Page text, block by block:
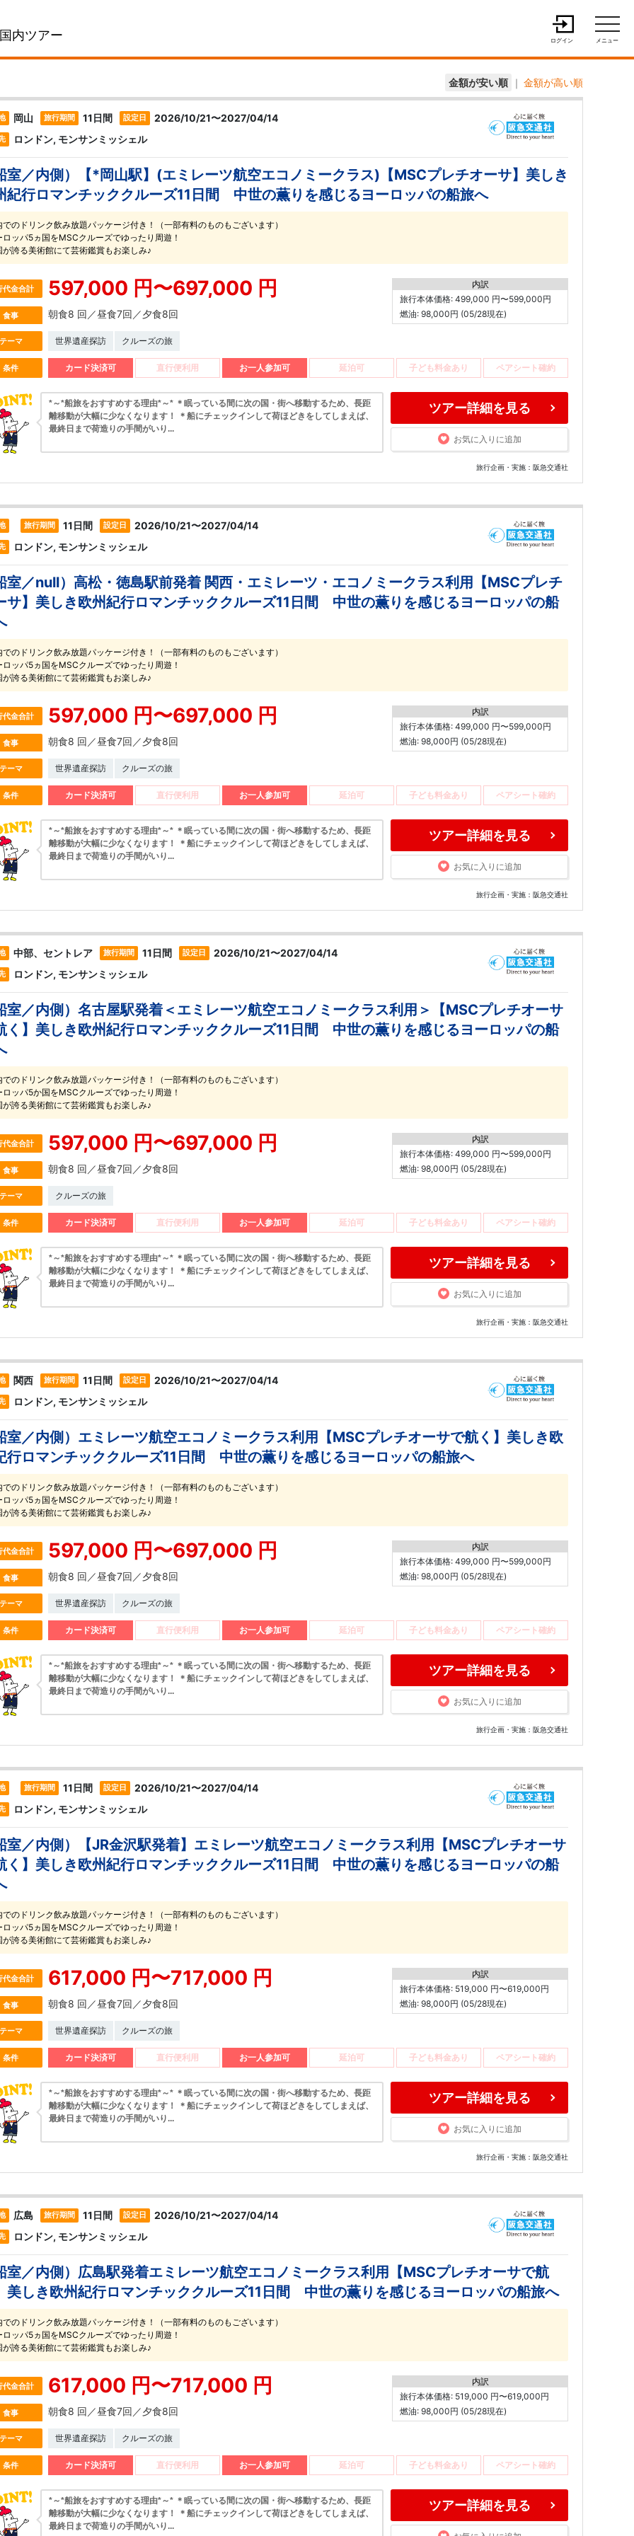
国内ツアー ログイン メニュー
金額が安い順 ｜ 金額が高い順
岡山 旅行期間 11日間 設定日 2026/10/21〜2027/04/14
ロンドン, モンサンミッシェル
室／内側）【*岡山駅】(エミレーツ航空エコノミークラス)【MSCプレチオーサ】美しき
紀行ロマンチッククルーズ11日間 中世の薫りを感じるヨーロッパの船旅へ
でのドリンク飲み放題パッケージ付き！（一部有料のものもございます）
ロッパ5ヵ国をMSCクルーズでゆったり周遊！
が誇る美術館にて芸術鑑賞もお楽しみ♪
代金合計 597,000 円〜697,000 円
食事 朝食8 回／昼食7回／夕食8回
内訳
旅行本体価格: 499,000 円〜599,000円
燃油: 98,000円 (05/28現在)
テーマ 世界遺産探訪 クルーズの旅
条件 カード決済可 直行便利用 お一人参加可 延泊可 子ども料金あり ペアシート確約
*～*船旅をおすすめする理由*～* ＊眠っている間に次の国・街へ移動するため、長距
離移動が大幅に少なくなります！ ＊船にチェックインして荷ほどきをしてしまえば、
最終日まで荷造りの手間がいり...
ツアー詳細を見る
お気に入りに追加
旅行企画・実施：阪急交通社
旅行期間 11日間 設定日 2026/10/21〜2027/04/14
ロンドン, モンサンミッシェル
室／null）高松・徳島駅前発着 関西・エミレーツ・エコノミークラス利用【MSCプレチ
サ】美しき欧州紀行ロマンチッククルーズ11日間 中世の薫りを感じるヨーロッパの船
でのドリンク飲み放題パッケージ付き！（一部有料のものもございます）
ロッパ5ヵ国をMSCクルーズでゆったり周遊！
が誇る美術館にて芸術鑑賞もお楽しみ♪
代金合計 597,000 円〜697,000 円
食事 朝食8 回／昼食7回／夕食8回
内訳
旅行本体価格: 499,000 円〜599,000円
燃油: 98,000円 (05/28現在)
テーマ 世界遺産探訪 クルーズの旅
条件 カード決済可 直行便利用 お一人参加可 延泊可 子ども料金あり ペアシート確約
*～*船旅をおすすめする理由*～* ＊眠っている間に次の国・街へ移動するため、長距
離移動が大幅に少なくなります！ ＊船にチェックインして荷ほどきをしてしまえば、
最終日まで荷造りの手間がいり...
ツアー詳細を見る
お気に入りに追加
旅行企画・実施：阪急交通社
中部、セントレア 旅行期間 11日間 設定日 2026/10/21〜2027/04/14
ロンドン, モンサンミッシェル
室／内側）名古屋駅発着＜エミレーツ航空エコノミークラス利用＞【MSCプレチオーサ
く】美しき欧州紀行ロマンチッククルーズ11日間 中世の薫りを感じるヨーロッパの船
でのドリンク飲み放題パッケージ付き！（一部有料のものもございます）
ロッパ5か国をMSCクルーズでゆったり周遊！
が誇る美術館にて芸術鑑賞もお楽しみ♪
代金合計 597,000 円〜697,000 円
食事 朝食8 回／昼食7回／夕食8回
内訳
旅行本体価格: 499,000 円〜599,000円
燃油: 98,000円 (05/28現在)
テーマ クルーズの旅
条件 カード決済可 直行便利用 お一人参加可 延泊可 子ども料金あり ペアシート確約
*～*船旅をおすすめする理由*～* ＊眠っている間に次の国・街へ移動するため、長距
離移動が大幅に少なくなります！ ＊船にチェックインして荷ほどきをしてしまえば、
最終日まで荷造りの手間がいり...
ツアー詳細を見る
お気に入りに追加
旅行企画・実施：阪急交通社
関西 旅行期間 11日間 設定日 2026/10/21〜2027/04/14
ロンドン, モンサンミッシェル
室／内側）エミレーツ航空エコノミークラス利用【MSCプレチオーサで航く】美しき欧
行ロマンチッククルーズ11日間 中世の薫りを感じるヨーロッパの船旅へ
でのドリンク飲み放題パッケージ付き！（一部有料のものもございます）
ロッパ5ヵ国をMSCクルーズでゆったり周遊！
が誇る美術館にて芸術鑑賞もお楽しみ♪
代金合計 597,000 円〜697,000 円
食事 朝食8 回／昼食7回／夕食8回
内訳
旅行本体価格: 499,000 円〜599,000円
燃油: 98,000円 (05/28現在)
テーマ 世界遺産探訪 クルーズの旅
条件 カード決済可 直行便利用 お一人参加可 延泊可 子ども料金あり ペアシート確約
*～*船旅をおすすめする理由*～* ＊眠っている間に次の国・街へ移動するため、長距
離移動が大幅に少なくなります！ ＊船にチェックインして荷ほどきをしてしまえば、
最終日まで荷造りの手間がいり...
ツアー詳細を見る
お気に入りに追加
旅行企画・実施：阪急交通社
旅行期間 11日間 設定日 2026/10/21〜2027/04/14
ロンドン, モンサンミッシェル
室／内側）【JR金沢駅発着】エミレーツ航空エコノミークラス利用【MSCプレチオーサ
く】美しき欧州紀行ロマンチッククルーズ11日間 中世の薫りを感じるヨーロッパの船
でのドリンク飲み放題パッケージ付き！（一部有料のものもございます）
ロッパ5ヵ国をMSCクルーズでゆったり周遊！
が誇る美術館にて芸術鑑賞もお楽しみ♪
代金合計 617,000 円〜717,000 円
食事 朝食8 回／昼食7回／夕食8回
内訳
旅行本体価格: 519,000 円〜619,000円
燃油: 98,000円 (05/28現在)
テーマ 世界遺産探訪 クルーズの旅
条件 カード決済可 直行便利用 お一人参加可 延泊可 子ども料金あり ペアシート確約
*～*船旅をおすすめする理由*～* ＊眠っている間に次の国・街へ移動するため、長距
離移動が大幅に少なくなります！ ＊船にチェックインして荷ほどきをしてしまえば、
最終日まで荷造りの手間がいり...
ツアー詳細を見る
お気に入りに追加
旅行企画・実施：阪急交通社
広島 旅行期間 11日間 設定日 2026/10/21〜2027/04/14
ロンドン, モンサンミッシェル
室／内側）広島駅発着エミレーツ航空エコノミークラス利用【MSCプレチオーサで航
美しき欧州紀行ロマンチッククルーズ11日間 中世の薫りを感じるヨーロッパの船旅へ
でのドリンク飲み放題パッケージ付き！（一部有料のものもございます）
ロッパ5ヵ国をMSCクルーズでゆったり周遊！
が誇る美術館にて芸術鑑賞もお楽しみ♪
代金合計 617,000 円〜717,000 円
食事 朝食8 回／昼食7回／夕食8回
内訳
旅行本体価格: 519,000 円〜619,000円
燃油: 98,000円 (05/28現在)
テーマ 世界遺産探訪 クルーズの旅
条件 カード決済可 直行便利用 お一人参加可 延泊可 子ども料金あり ペアシート確約
*～*船旅をおすすめする理由*～* ＊眠っている間に次の国・街へ移動するため、長距
離移動が大幅に少なくなります！ ＊船にチェックインして荷ほどきをしてしまえば、
最終日まで荷造りの手間がいり...
ツアー詳細を見る